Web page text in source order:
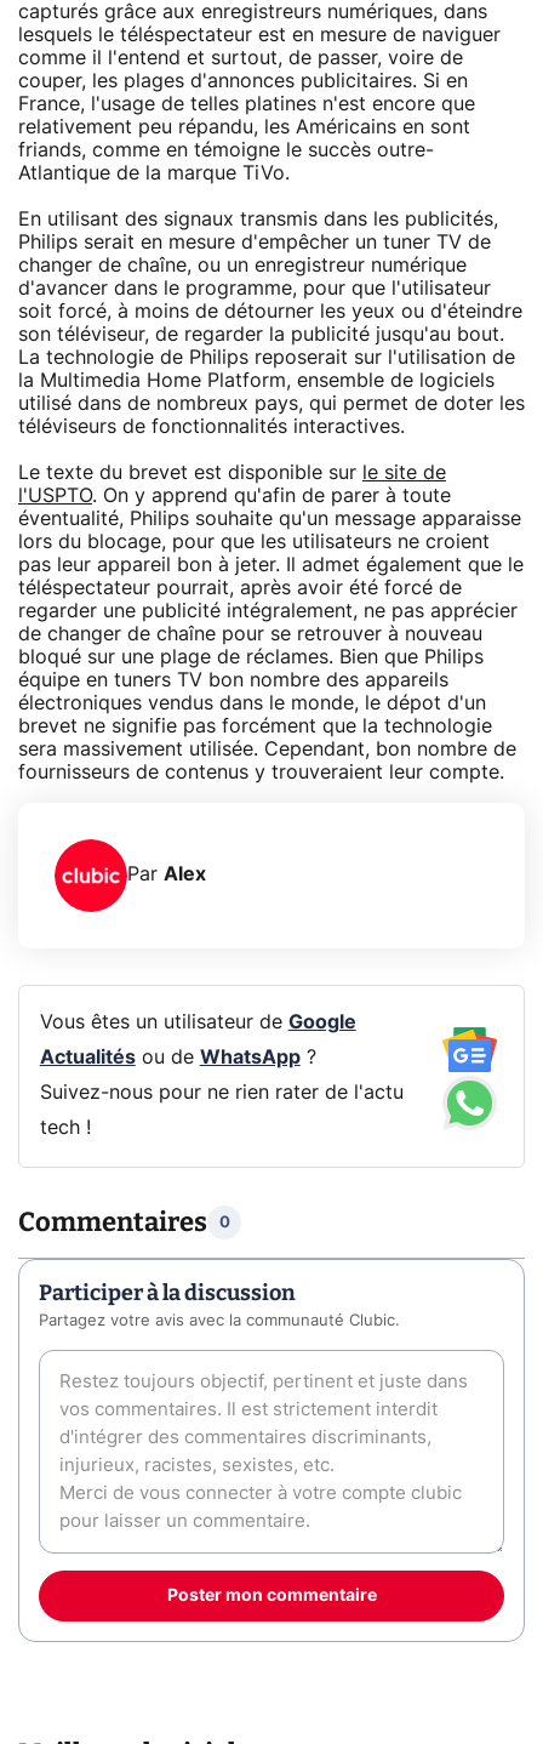
capturés grâce aux enregistreurs numériques, dans
lesquels le téléspectateur est en mesure de naviguer
comme il l'entend et surtout, de passer, voire de
couper, les plages d'annonces publicitaires. Si en
France, l'usage de telles platines n'est encore que
relativement peu répandu, les Américains en sont
friands, comme en témoigne le succès outre-
Atlantique de la marque TiVo.
En utilisant des signaux transmis dans les publicités,
Philips serait en mesure d'empêcher un tuner TV de
changer de chaîne, ou un enregistreur numérique
d'avancer dans le programme, pour que l'utilisateur
soit forcé, à moins de détourner les yeux ou d'éteindre
son téléviseur, de regarder la publicité jusqu'au bout.
La technologie de Philips reposerait sur l'utilisation de
la Multimedia Home Platform, ensemble de logiciels
utilisé dans de nombreux pays, qui permet de doter les
téléviseurs de fonctionnalités interactives.
Le texte du brevet est disponible sur le site de
l'USPTO. On y apprend qu'afin de parer à toute
éventualité, Philips souhaite qu'un message apparaisse
lors du blocage, pour que les utilisateurs ne croient
pas leur appareil bon à jeter. Il admet également que le
téléspectateur pourrait, après avoir été forcé de
regarder une publicité intégralement, ne pas apprécier
de changer de chaîne pour se retrouver à nouveau
bloqué sur une plage de réclames. Bien que Philips
équipe en tuners TV bon nombre des appareils
électroniques vendus dans le monde, le dépot d'un
brevet ne signifie pas forcément que la technologie
sera massivement utilisée. Cependant, bon nombre de
fournisseurs de contenus y trouveraient leur compte.
Par Alex
Vous êtes un utilisateur de Google
Actualitésou de WhatsApp?
Suivez-nous pour ne rien rater de l'actu
tech !
Commentaires 0
Participer à la discussion
Partagez votre avis avec la communauté Clubic.
Poster mon commentaire